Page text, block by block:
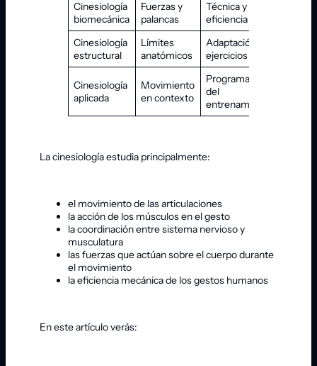
Cinesiología
biomecánica
Fuerzas y
palancas
Técnica y
eficiencia
Cinesiología
estructural
Límites
anatómicos
Adaptación de
ejercicios
Cinesiología
aplicada
Movimiento
en contexto
Programación
del
entrenamiento
La cinesiología estudia principalmente:
el movimiento de las articulaciones
la acción de los músculos en el gesto
la coordinación entre sistema nervioso y
musculatura
las fuerzas que actúan sobre el cuerpo durante
el movimiento
la eficiencia mecánica de los gestos humanos
En este artículo verás: